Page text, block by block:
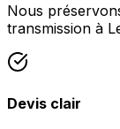
Nous
transmission à
Devis clair